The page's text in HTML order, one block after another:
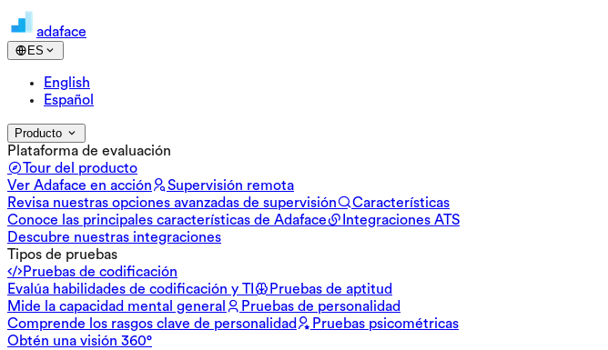
adaface
ES
English
Español
Producto
Plataforma de evaluación
Tour del producto
Ver Adaface en acción
Supervisión remota
Revisa nuestras opciones avanzadas de supervisión
Características
Conoce las principales características de Adaface
Integraciones ATS
Descubre nuestras integraciones
Tipos de pruebas
Pruebas de codificación
Evalúa habilidades de codificación y TI
Pruebas de aptitud
Mide la capacidad mental general
Pruebas de personalidad
Comprende los rasgos clave de personalidad
Pruebas psicométricas
Obtén una visión 360°